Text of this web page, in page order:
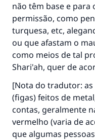
não têm base e para
permissão, como
turquesa, etc,
ou que afastam o
como meios de tal
Shari'ah, quer de
[Nota do tradutor:
(figas) feitos de
contas, geralmente
vermelho (varia de
que algumas